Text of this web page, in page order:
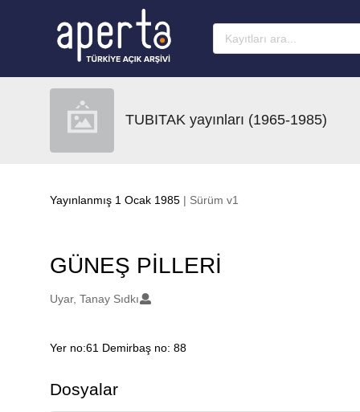
TUBITAK yayınları (1965-1985)
Yayınlanmış 1 Ocak 1985 | Sürüm v1
GÜNEŞ PİLLERİ
Oluşturanlar
Uyar, Tanay Sıdkı
Açıklama
Yer no:61 Demirbaş no: 88
Dosyalar